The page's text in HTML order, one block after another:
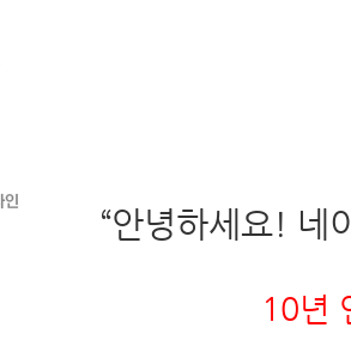
“안녕하세요! 네
10년